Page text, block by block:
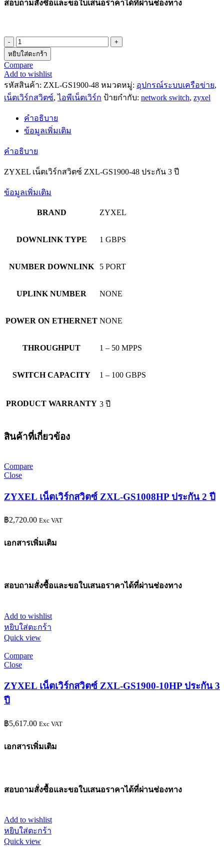
สอบถามสั่งซื้อและขอใบเสนอราคาได้ที่ผ่านช่องทาง
จำนวน
ZYXEL
เน็ตเวิร์ก
สวิตซ์
ZXL-
GS1900-
ประกัน
ชิ้น
หยิบใส่ตะกร้า
Compare
Add to wishlist
รหัสสินค้า: ZXL-GS1900-48 หมวดหมู่: อุปกรณ์ระบบเครือข่าย,
เน็ตเวิร์กสวิตซ์, ไอพีเน็ตเวิร์ก ป้ายกำกับ: network switch, zyxel
คำอธิบาย
ข้อมูลเพิ่มเติม
คำอธิบาย
ZYXEL เน็ตเวิร์กสวิตซ์ ZXL-GS1900-48 ประกัน 3 ปี
ข้อมูลเพิ่มเติม
BRAND ZYXEL
DOWNLINK TYPE 1 GBPS
NUMBER DOWNLINK 5 PORT
UPLINK NUMBER NONE
POWER ON ETHERNET NONE
THROUGHPUT 1 – 50 MPPS
SWITCH CAPACITY 1 – 100 GBPS
PRODUCT WARRANTY 3 ปี
สินค้าที่เกี่ยวข้อง
Compare
Close
ZYXEL เน็ตเวิร์กสวิตซ์ ZXL-GS1008HP ประกัน 2 ปี
฿2,720.00 Exc VAT
เอกสารเพิ่มเติม
สอบถามสั่งซื้อและขอใบเสนอราคาได้ที่ผ่านช่องทาง
Add to wishlist
หยิบใส่ตะกร้า
Quick view
Compare
Close
ZYXEL เน็ตเวิร์กสวิตซ์ ZXL-GS1900-10HP ประกัน 3
ปี
฿5,617.00 Exc VAT
เอกสารเพิ่มเติม
สอบถามสั่งซื้อและขอใบเสนอราคาได้ที่ผ่านช่องทาง
Add to wishlist
หยิบใส่ตะกร้า
Quick view